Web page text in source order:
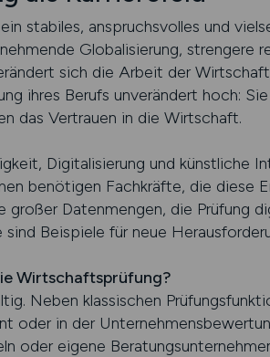
stabiles, anspruchsvolles und
Globalisierung, strengere
sich die Arbeit der
ihres Berufs unverändert hoch:
das Vertrauen in die Wirtschaft.
Digitalisierung und künstliche
benötigen Fachkräfte, die diese
großer Datenmengen, die Prüfung
Beispiele für neue
Wirtschaftsprüfung?
Neben klassischen
oder in der
oder eigene